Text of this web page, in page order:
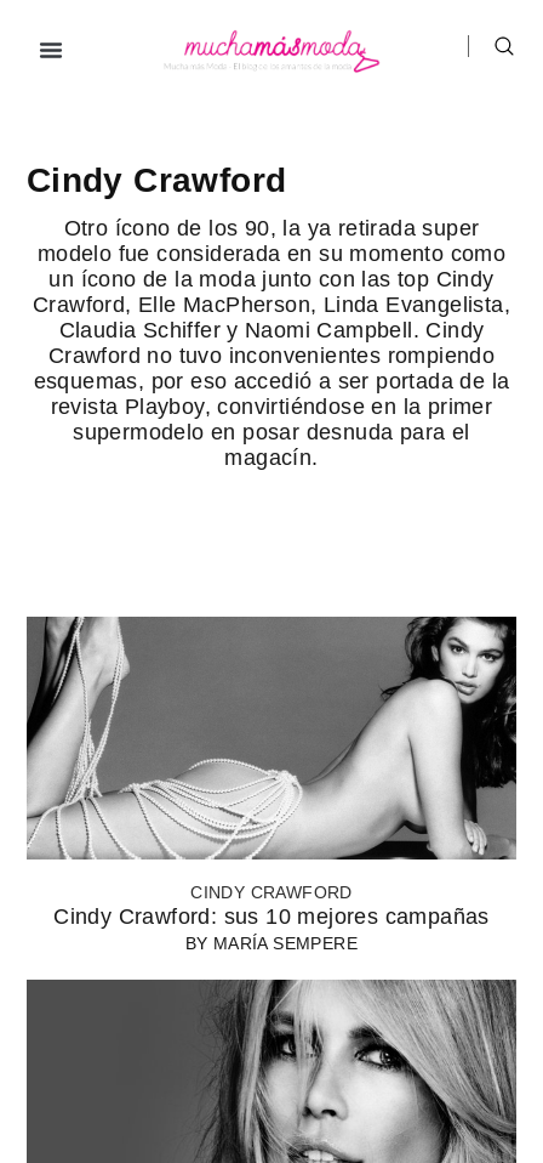
contenido
Cindy Crawford
Otro ícono de los 90, la ya retirada super
modelo fue considerada en su momento como
un ícono de la moda junto con las top Cindy
Crawford, Elle MacPherson, Linda Evangelista,
Claudia Schiffer y Naomi Campbell. Cindy
Crawford no tuvo inconvenientes rompiendo
esquemas, por eso accedió a ser portada de la
revista Playboy, convirtiéndose en la primer
supermodelo en posar desnuda para el
magacín.
CINDY CRAWFORD
Cindy Crawford: sus 10 mejores campañas
BY MARÍA SEMPERE